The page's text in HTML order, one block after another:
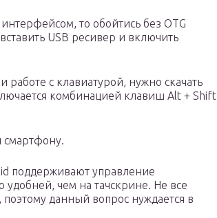
то обойтись без OTG
USB ресивер и включить
работе с клавиатурой, нужно скачать
комбинацией клавиш Alt + Shift
поддерживают управление
удобней, чем на тачскрине. Не все
поэтому данный вопрос нуждается в